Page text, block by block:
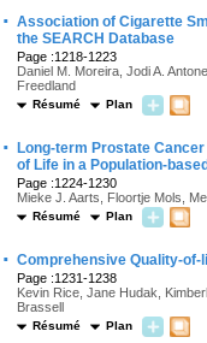
· Association of Cigarette
the SEARCH Database
Page :1218-1223
Daniel M. Moreira, Jodi A.
Freedland
Résumé Plan
·
Long-term Prostate
of Life in a Population-
Page :1224-1230
Mieke J. Aarts, Floortje Mols,
Résumé Plan
· Comprehensive Quality-
Page :1231-1238
Kevin Rice, Jane Hudak,
Brassell
Résumé Plan